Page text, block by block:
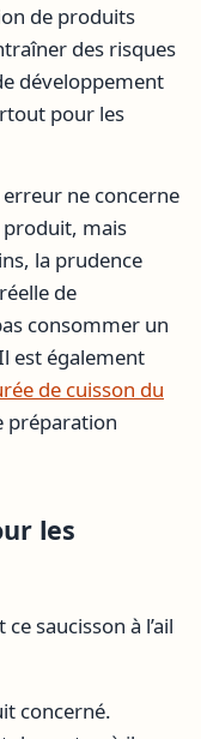
de produits
des risques
développement
pour les
ne concerne
mais
la prudence
de
consommer un
est également
de cuisson du
préparation
les
saucisson à l’ail
concerné.